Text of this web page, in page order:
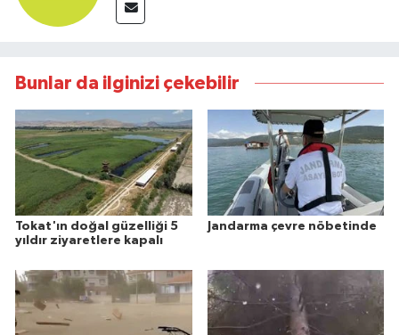
Bunlar da ilginizi çekebilir
Tokat'ın doğal güzelliği 5
yıldır ziyaretlere kapalı
Jandarma çevre nöbetinde